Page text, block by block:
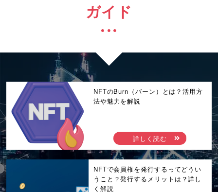
ガイド
NFTのBurn（バーン）とは？活用方
法や魅力を解説
詳しく読む
NFTで会員権を発行するってどうい
うこと？発行するメリットは？詳し
く解説